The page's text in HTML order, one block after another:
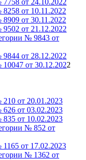
от 10.11.2022
от 30.11.2022
от 21.12.2022
№ 9843 от
от 28.12.2022
от 30.12.2022
от 20.01.2023
от 03.02.2023
от 10.02.2023
№ 852 от
от 17.02.2023
№ 1362 от